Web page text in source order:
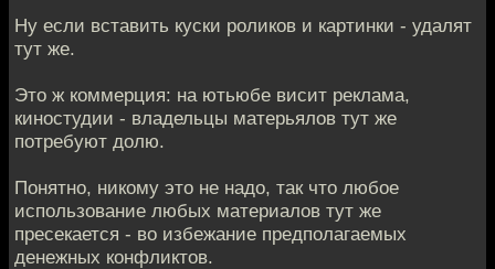
Ну если вставить куски роликов и картинки - удалят
тут же.
Это ж коммерция: на ютьюбе висит реклама,
киностудии - владельцы матерьялов тут же
потребуют долю.
Понятно, никому это не надо, так что любое
использование любых материалов тут же
пресекается - во избежание предполагаемых
денежных конфликтов.